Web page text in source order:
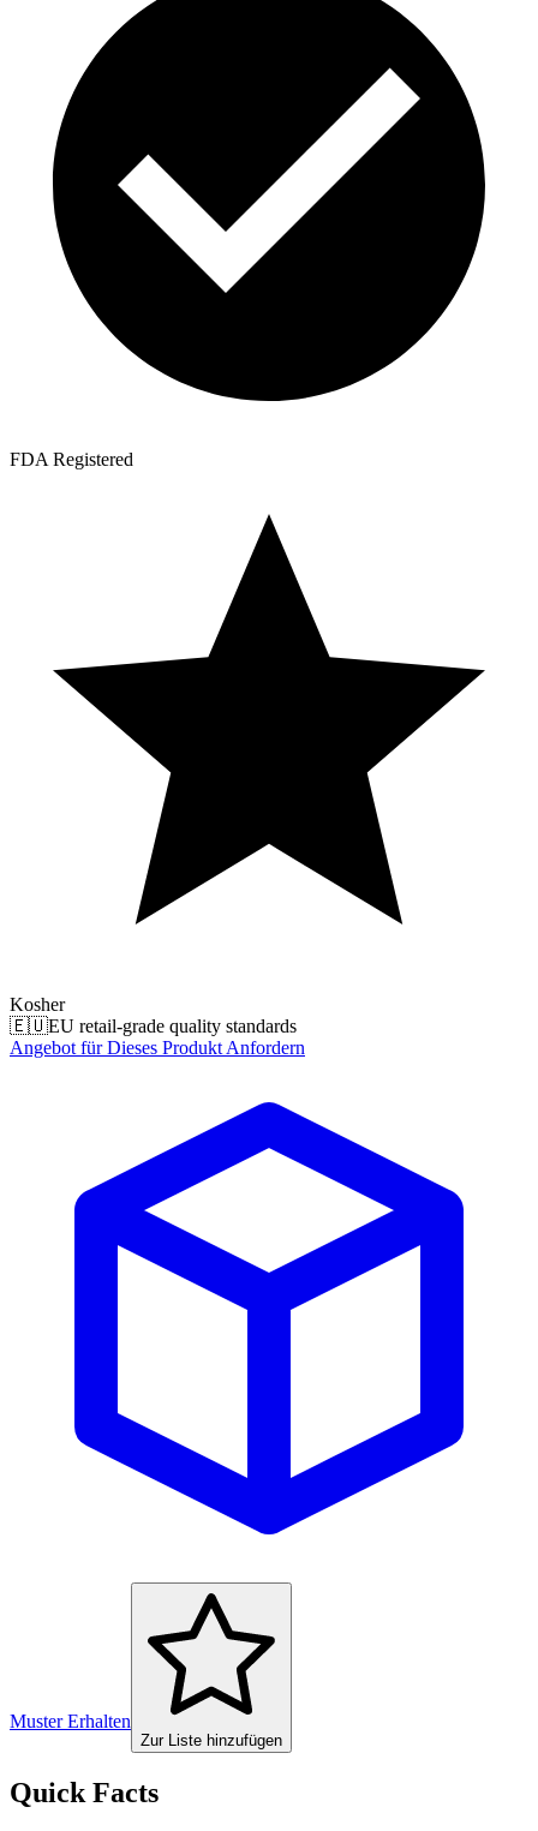
FDA Registered
Kosher
🇪🇺EU retail-grade quality standards
Angebot für Dieses Produkt Anfordern
Muster Erhalten
Zur Liste hinzufügen
Quick Facts